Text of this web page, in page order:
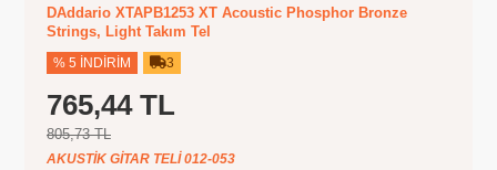
DAddario XTAPB1253 XT Acoustic Phosphor Bronze
Strings, Light Takım Tel
% 5 İNDIRIM 3
765,44 TL
805,73 TL
AKUSTIK GITAR TELI 012-053